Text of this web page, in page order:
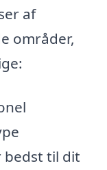
af
områder,
bedst til dit